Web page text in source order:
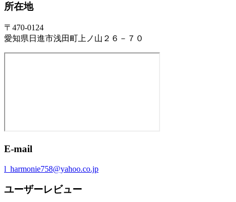
所在地
〒470-0124
愛知県日進市浅田町上ノ山２６－７０
E-mail
l_harmonie758@yahoo.co.jp
ユーザーレビュー